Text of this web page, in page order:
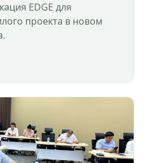
EDGE для
проекта в новом